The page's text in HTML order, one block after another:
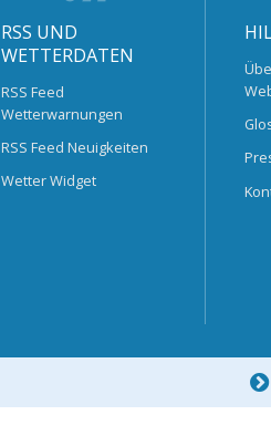
RSS UND
WETTERDATEN
RSS Feed
Wetterwarnungen
RSS Feed Neuigkeiten
Wetter Widget